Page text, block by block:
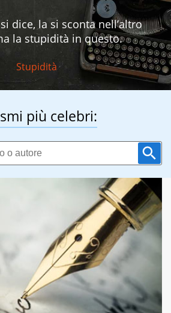
dice, la si sconta nell’altro
la stupidità in questo.
Stupidità
più celebri: